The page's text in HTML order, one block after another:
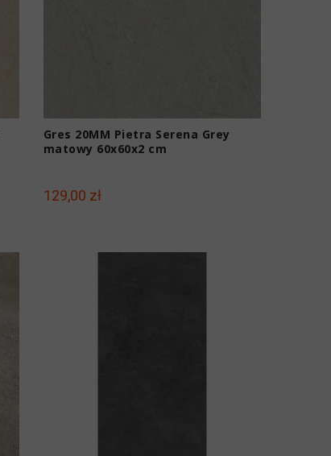
Gres 20MM Pietra Serena Grey
matowy 60x60x2 cm
129,00 zł